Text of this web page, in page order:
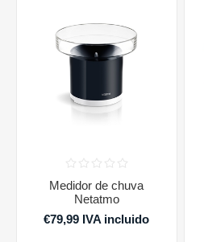
Medidor de chuva
Netatmo
€79,99 IVA incluido